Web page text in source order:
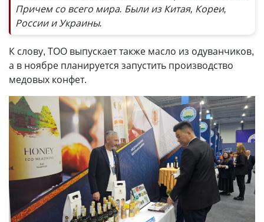
Причем со всего мира. Были из Китая, Кореи,
России и Украины.
К слову, ТОО выпускает также масло из одуванчиков,
а в ноябре планируется запустить производство
медовых конфет.